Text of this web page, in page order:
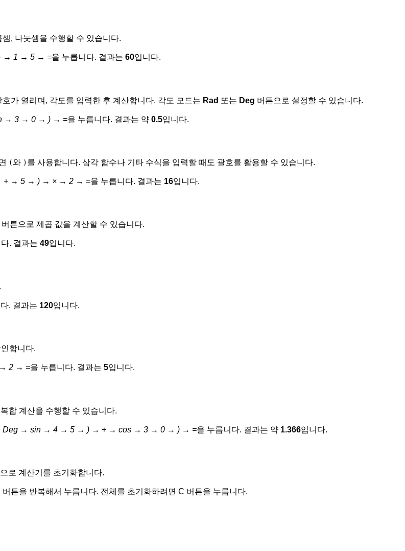
, 나눗셈을 수행할 수 있습니다.
→ 1 → 5 → =을 누릅니다. 결과는 60입니다.
가 열리며, 각도를 입력한 후 계산합니다. 각도 모드는 Rad 또는 Deg 버튼으로 설정할 수 있습니다.
→ 3 → 0 → ) → =을 누릅니다. 결과는 약 0.5입니다.
( 와 ) 를 사용합니다. 삼각 함수나 기타 수식을 입력할 때도 괄호를 활용할 수 있습니다.
+ → 5 → ) → × → 2 → =을 누릅니다. 결과는 16입니다.
튼으로 제곱 값을 계산할 수 있습니다.
. 결과는 49입니다.
. 결과는 120입니다.
합니다.
2 → =을 누릅니다. 결과는 5입니다.
합 계산을 수행할 수 있습니다.
Deg → sin → 4 → 5 → ) → + → cos → 3 → 0 → ) → =을 누릅니다. 결과는 약 1.366입니다.
로 계산기를 초기화합니다.
튼을 반복해서 누릅니다. 전체를 초기화하려면 C 버튼을 누릅니다.